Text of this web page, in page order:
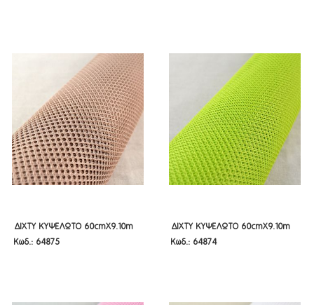
ΔΙΧΤΥ ΚΥΨΕΛΩΤΟ 60CMX9.10M
ΜΠΕΖ
ΔΙΧΤΥ ΚΥΨΕΛΩΤΟ 60cmX9.10m
ΜΠΕΖ
Κωδ.: 64875
ΔΙΧΤΥ ΚΥΨΕΛΩΤΟ 60CMX9.10M
ΛΑΧΑΝΙ
ΔΙΧΤΥ ΚΥΨΕΛΩΤΟ 60cmX9.10m
ΛΑΧΑΝΙ
Κωδ.: 64874